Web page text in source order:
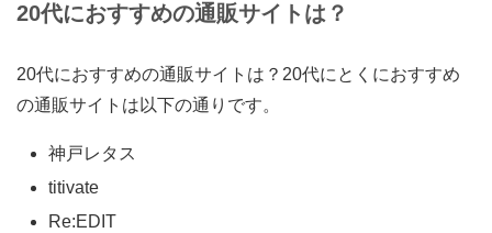
20代におすすめの通販サイトは？
20代におすすめの通販サイトは？20代にとくにおすすめ
の通販サイトは以下の通りです。
神戸レタス
titivate
Re:EDIT